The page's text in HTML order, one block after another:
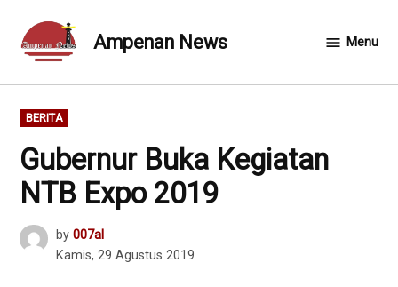
content
Ampenan News Menu
POSTED
IN
BERITA
Gubernur Buka Kegiatan
NTB Expo 2019
by 007al
Kamis, 29 Agustus 2019